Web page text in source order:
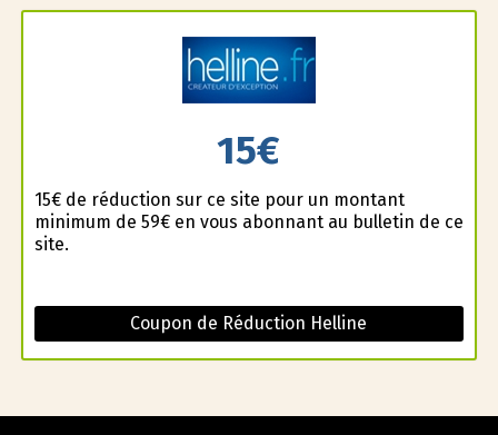
15€
15€ de réduction sur ce site pour un montant
minimum de 59€ en vous abonnant au bulletin de ce
site.
Coupon de Réduction Helline